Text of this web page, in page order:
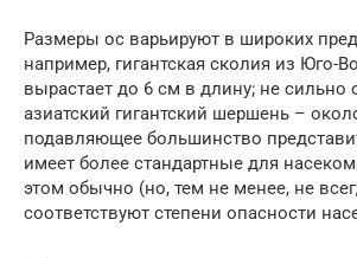
Размеры ос варьируют в широких
например, гигантская сколия из Юго-
вырастает до 6 см в длину; не сильно
азиатский гигантский шершень –
подавляющее большинство
имеет более стандартные для
этом обычно (но, тем не менее, не
соответствуют степени опасности